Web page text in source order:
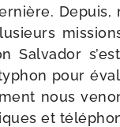
Salvador
pour
nous
et